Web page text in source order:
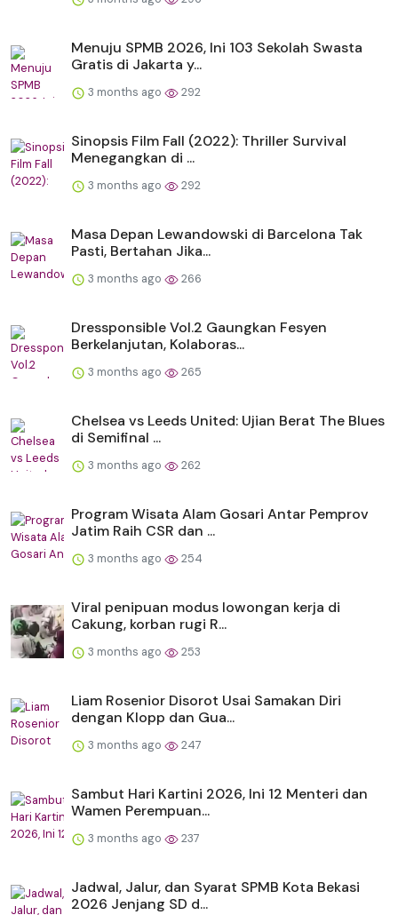
Menuju SPMB 2026, Ini 103 Sekolah Swasta
Gratis di Jakarta y...
3 months ago 292
Sinopsis Film Fall (2022): Thriller Survival
Menegangkan di ...
3 months ago 292
Masa Depan Lewandowski di Barcelona Tak
Pasti, Bertahan Jika...
3 months ago 266
Dressponsible Vol.2 Gaungkan Fesyen
Berkelanjutan, Kolaboras...
3 months ago 265
Chelsea vs Leeds United: Ujian Berat The Blues
di Semifinal ...
3 months ago 262
Program Wisata Alam Gosari Antar Pemprov
Jatim Raih CSR dan ...
3 months ago 254
Viral penipuan modus lowongan kerja di
Cakung, korban rugi R...
3 months ago 253
Liam Rosenior Disorot Usai Samakan Diri
dengan Klopp dan Gua...
3 months ago 247
Sambut Hari Kartini 2026, Ini 12 Menteri dan
Wamen Perempuan...
3 months ago 237
Jadwal, Jalur, dan Syarat SPMB Kota Bekasi
2026 Jenjang SD d...